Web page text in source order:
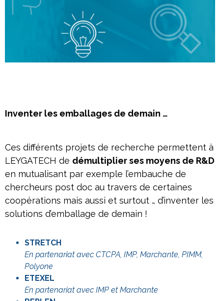
Inventer les emballages de demain …
Ces différents projets de recherche permettent à
LEYGATECH de démultiplier ses moyens de R&D
en mutualisant par exemple l’embauche de
chercheurs post doc au travers de certaines
coopérations mais aussi et surtout … d’inventer les
solutions d’emballage de demain !
STRETCH
En partenariat avec CTCPA, IMP, Marchante, PIMM,
Polyone
ETEXEL
En partenariat avec IMP et Marchante